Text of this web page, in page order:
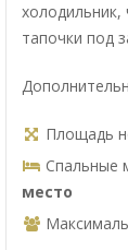
тапочки под
Площадь
Спальные
место